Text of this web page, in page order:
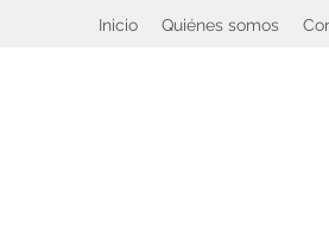
Inicio Quiénes somos